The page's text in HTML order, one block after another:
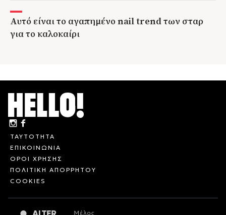
Αυτό είναι το αγαπημένο nail trend των σταρ
για το καλοκαίρι
ΤΑΥΤΟΤΗΤΑ
ΕΠΙΚΟΙΝΩΝΙΑ
ΟΡΟΙ ΧΡΗΣΗΣ
ΠΟΛΙΤΙΚΗ ΑΠΟΡΡΗΤΟΥ
COOKIES